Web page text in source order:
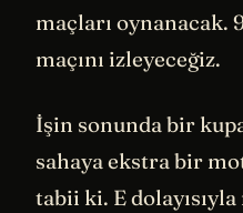
maçları oynanacak.
maçını izleyeceğiz.
İşin sonunda bir
sahaya ekstra bir
tabii ki. E